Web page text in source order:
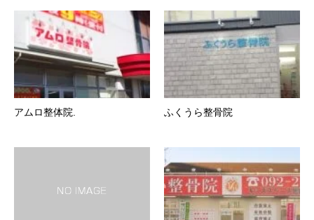
アムロ整体院. ふくうら整骨院